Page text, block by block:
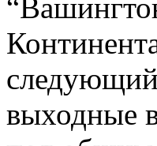
выходные